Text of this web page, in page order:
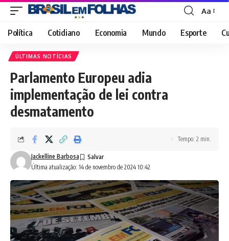
Font
Resizer
Aa
Política Cotidiano Economia Mundo Esporte
ÚLTIMAS NOTÍCIAS
Parlamento Europeu adia
implementação de lei contra
desmatamento
Última atualização: 14 de novembro de 2024 10:42
Jackelline Barbosa
Tempo: 2 min.